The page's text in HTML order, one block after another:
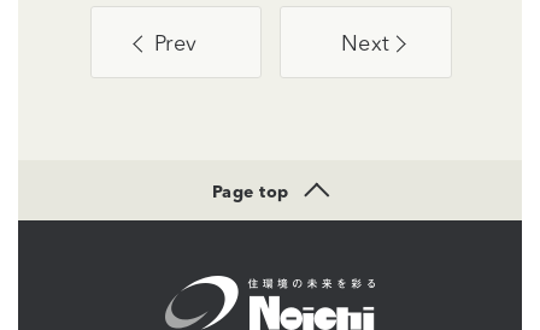
Prev Next
Page top